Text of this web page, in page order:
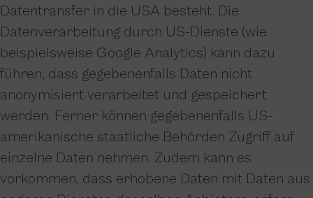
Datentransfer in die USA besteht. Die
Datenverarbeitung durch US-Dienste (wie
beispielsweise Google Analytics) kann dazu
führen, dass gegebenenfalls Daten nicht
anonymisiert verarbeitet und gespeichert
werden. Ferner können gegebenenfalls US-
amerikanische staatliche Behörden Zugriff auf
einzelne Daten nehmen. Zudem kann es
vorkommen, dass erhobene Daten mit Daten aus